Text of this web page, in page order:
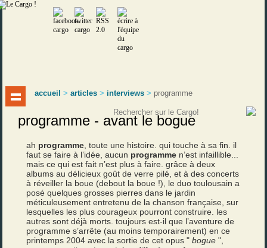
accueil >articles > interviews > programme
programme - avant le bogue
ah programme , toute une histoire. qui touche à sa fin. il
faut se faire à l’idée, aucun programme n’est infaillible...
mais ce qui est fait n’est plus à faire. grâce à deux
albums au délicieux goût de verre pilé, et à des concerts
à réveiller la boue (debout la boue !), le duo toulousain a
posé quelques grosses pierres dans le jardin
méticuleusement entretenu de la chanson française, sur
lesquelles les plus courageux pourront construire. les
autres sont déjà morts. toujours est-il que l’aventure de
programme s’arrête (au moins temporairement) en ce
printemps 2004 avec la sortie de cet opus " bogue ",